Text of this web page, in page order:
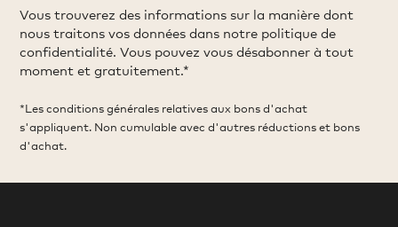
Vous trouverez des informations sur la manière dont
nous traitons vos données dans notre politique de
confidentialité. Vous pouvez vous désabonner à tout
moment et gratuitement.*
*Les conditions générales relatives aux bons d'achat
s'appliquent. Non cumulable avec d'autres réductions et bons
d'achat.